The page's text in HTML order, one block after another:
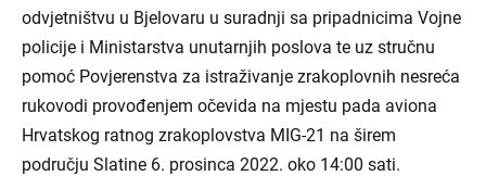
odvjetništvu u Bjelovaru u suradnji sa pripadnicima Vojne
policije i Ministarstva unutarnjih poslova te uz stručnu
pomoć Povjerenstva za istraživanje zrakoplovnih nesreća
rukovodi provođenjem očevida na mjestu pada aviona
Hrvatskog ratnog zrakoplovstva MIG-21 na širem
području Slatine 6. prosinca 2022. oko 14:00 sati.